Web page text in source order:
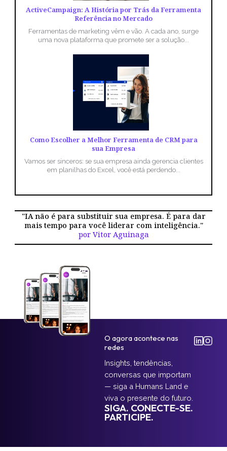
ActiveCampaign: A História por Trás da Ferramenta
Referência no Mercado
Ferramentas de marketing vêm e vão. A cada ano, surge
uma nova plataforma que promete ser a solução...
Como Escolher a Melhor Ferramenta de CRM para
sua Empresa
Vamos ser sinceros: se sua empresa ainda gerencia clientes
em planilhas do Excel, você está perdendo...
"IA não é para substituir sua empresa. É para dar
mais tempo para você liderar com inteligência."
por Vitor Aguinaga
O agora acontece nas
redes
Insights, tendências,
conversas que importam
— siga a Humans Land e
viva o presente do futuro.
SIGA. CONECTE-SE.
PARTICIPE.